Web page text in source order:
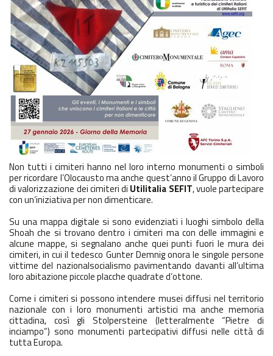
Non tutti i cimiteri hanno nel loro interno monumenti o simboli
per ricordare l’Olocausto ma anche quest’anno il Gruppo di Lavoro
di valorizzazione dei cimiteri di Utilitalia SEFIT, vuole partecipare
con un’iniziativa per non dimenticare.
Su una mappa digitale si sono evidenziati i luoghi simbolo della
Shoah che si trovano dentro i cimiteri ma con delle immagini e
alcune mappe, si segnalano anche quei punti fuori le mura dei
cimiteri, in cui il tedesco Gunter Demnig onora le singole persone
vittime del nazionalsocialismo pavimentando davanti all’ultima
loro abitazione piccole placche quadrate d’ottone.
Come i cimiteri si possono intendere musei diffusi nel territorio
nazionale con i loro monumenti artistici ma anche memoria
cittadina, così gli Stolpersteine (letteralmente “Pietre di
inciampo”) sono monumenti partecipativi diffusi nelle città di
tutta Europa.